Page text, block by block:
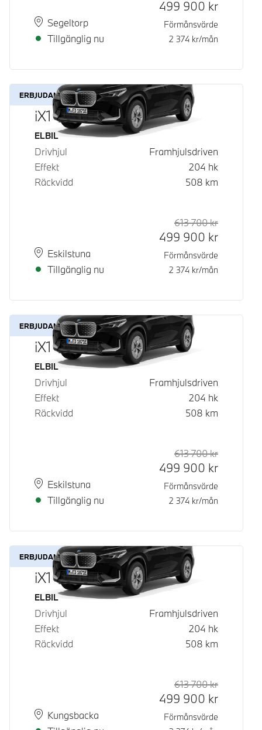
PlatsSegeltorp
Leveranstid
Tillgänglig nu
499 900 kr
Förmånsvärde
2 374 kr/mån
ERBJUDANDE
iX1 eDrive20
Bränsle
ELBIL
Drivhjul
Framhjulsdriven
Effekt
204 hk
Räckvidd
508 km
PlatsEskilstuna
Leveranstid
Tillgänglig nu
Rek. ord
613 700kr
499 900 kr
Förmånsvärde
2 374 kr/mån
ERBJUDANDE
iX1 eDrive20
Bränsle
ELBIL
Drivhjul
Framhjulsdriven
Effekt
204 hk
Räckvidd
508 km
PlatsEskilstuna
Leveranstid
Tillgänglig nu
Rek. ord
613 700kr
499 900 kr
Förmånsvärde
2 374 kr/mån
ERBJUDANDE
iX1 eDrive20
Bränsle
ELBIL
Drivhjul
Framhjulsdriven
Effekt
204 hk
Räckvidd
508 km
PlatsKungsbacka
Leveranstid
Rek. ord
613 700kr
499 900 kr
Förmånsvärde